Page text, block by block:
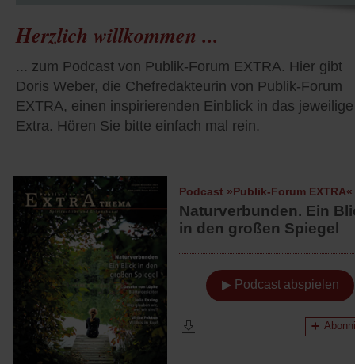
Urlaub und Nichtstun(Öffnet
einem
neuen
Tab)
Gefährlicher Reichtum
einem
neuen
Tab)
Gleichberechtigung
Künstliche Intelligenz(Öffnet
in
einem
neuen
Tab)
Was gibt
Krieg und Frieden(Öffnet
in
einem
neuen
Gott neu denken Krieg in der Ukraine
in
Flucht und Migration
Video-Podcast »Veranstaltungen«
Podcast »Veranstaltungen«
Schriftgröße ändern:
Herzlich willkommen ...
... zum Podcast von Publik-Forum EXTRA. Hier gibt
Doris Weber, die Chefredakteurin von Publik-Forum
EXTRA, einen inspirierenden Einblick in das jeweilige
Extra. Hören Sie bitte einfach mal rein.
Podcast »Publik-Forum EXTRA«
Naturverbunden. Ein
in den großen Spiegel
▶ Podcast abspielen